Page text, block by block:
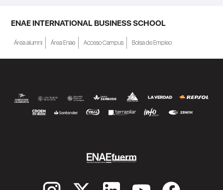
ENAE INTERNATIONAL BUSINESS SCHOOL
Área alumni Área Enae Acceso Campus Bolsa de Empleo